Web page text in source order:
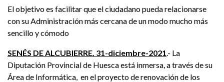
El objetivo es facilitar que el ciudadano pueda relacionarse
con su Administración más cercana de un modo mucho más
sencillo y cómodo
SENÉS DE ALCUBIERRE. 31-diciembre-2021 .- La
Diputación Provincial de Huesca está inmersa, a través de su
Área de Informática, en el proyecto de renovación de los